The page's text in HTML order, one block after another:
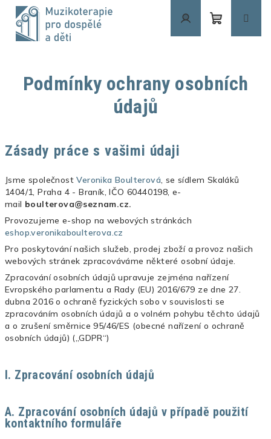
Přejít
obsah
PřihlášeníNákupní
Podmínky ochrany osobních
údajů
Zásady práce s vašimi údaji
Jsme společnostVeronika Boulterová, se sídlem Skaláků
1404/1, Praha 4 - Braník, IČO 60440198, e-
mail boulterova@seznam.cz.
Provozujeme e-shop na webových stránkách
eshop.veronikaboulterova.cz
Pro poskytování našich služeb, prodej zboží a provoz našich
webových stránek zpracováváme některé osobní údaje.
Zpracování osobních údajů upravuje zejména nařízení
Evropského parlamentu a Rady (EU) 2016/679 ze dne 27.
dubna 2016 o ochraně fyzických sobo v souvislosti se
zpracováním osobních údajů a o volném pohybu těchto údajů
a o zrušení směrnice 95/46/ES (obecné nařízení o ochraně
osobních údajů) („GDPR“)
I. Zpracování osobních údajů
A. Zpracování osobních údajů v případě použití
kontaktního formuláře